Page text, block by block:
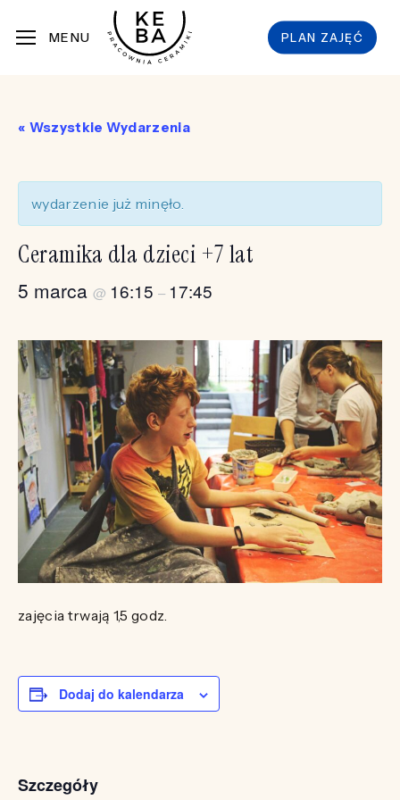
MENU PLAN ZAJĘĆ
« Wszystkie Wydarzenia
wydarzenie już minęło.
Ceramika dla dzieci +7 lat
5 marca @ 16:15 – 17:45
zajęcia trwają 1,5 godz.
Dodaj do kalendarza
Szczegóły